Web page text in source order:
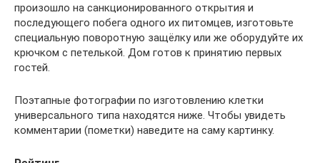
произошло на санкционированного открытия и
последующего побега одного их питомцев, изготовьте
специальную поворотную защёлку или же оборудуйте их
крючком с петелькой. Дом готов к принятию первых
гостей.
Поэтапные фотографии по изготовлению клетки
универсального типа находятся ниже. Чтобы увидеть
комментарии (пометки) наведите на саму картинку.